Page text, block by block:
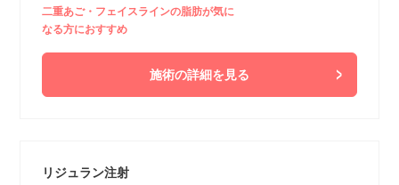
二重あご・フェイスラインの脂肪が気に
なる方におすすめ
施術の詳細を見る
リジュラン注射